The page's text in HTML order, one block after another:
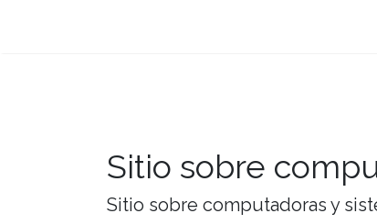
Sitio sobre
Sitio sobre computadoras y